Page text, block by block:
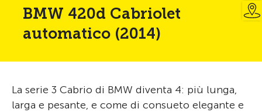
BMW 420d Cabriolet
automatico (2014)
La serie 3 Cabrio di BMW diventa 4: più lunga,
larga e pesante, e come di consueto elegante e